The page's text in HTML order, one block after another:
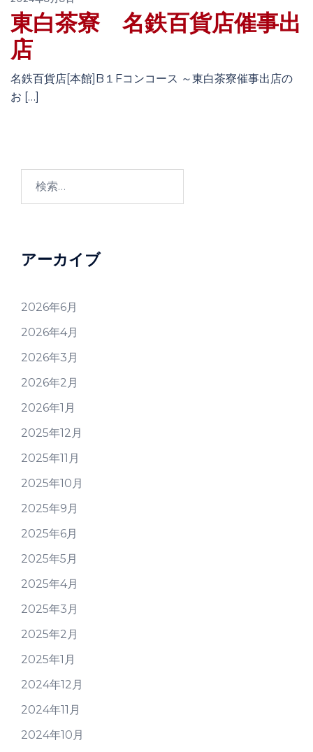
東白茶寮 名鉄百貨店催事出
店
名鉄百貨店[本館]B１Fコンコース ～東白茶寮催事出店の
お […]
アーカイブ
2026年6月
2026年4月
2026年3月
2026年2月
2026年1月
2025年12月
2025年11月
2025年10月
2025年9月
2025年6月
2025年5月
2025年4月
2025年3月
2025年2月
2025年1月
2024年12月
2024年11月
2024年10月